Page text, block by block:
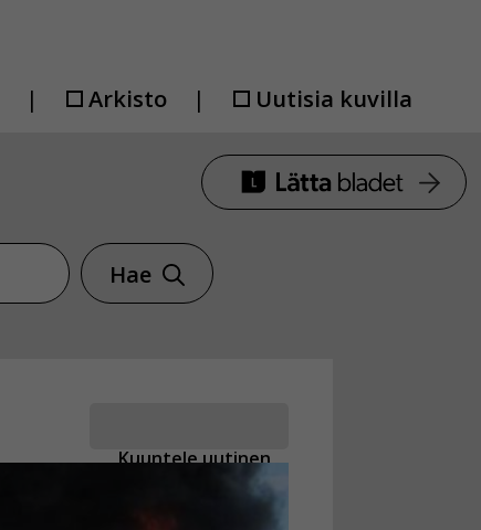
Arkisto Uutisia kuvilla
Hae
Kuuntele uutinen